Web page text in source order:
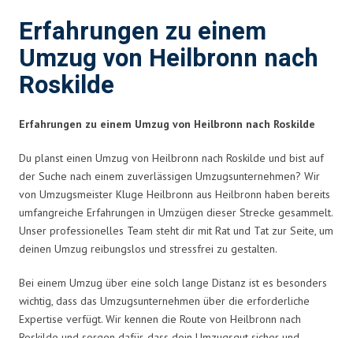
Erfahrungen zu einem
Umzug von Heilbronn nach
Roskilde
Erfahrungen zu einem Umzug von Heilbronn nach Roskilde
Du planst einen Umzug von Heilbronn nach Roskilde und bist auf
der Suche nach einem zuverlässigen Umzugsunternehmen? Wir
von Umzugsmeister Kluge Heilbronn aus Heilbronn haben bereits
umfangreiche Erfahrungen in Umzügen dieser Strecke gesammelt.
Unser professionelles Team steht dir mit Rat und Tat zur Seite, um
deinen Umzug reibungslos und stressfrei zu gestalten.
Bei einem Umzug über eine solch lange Distanz ist es besonders
wichtig, dass das Umzugsunternehmen über die erforderliche
Expertise verfügt. Wir kennen die Route von Heilbronn nach